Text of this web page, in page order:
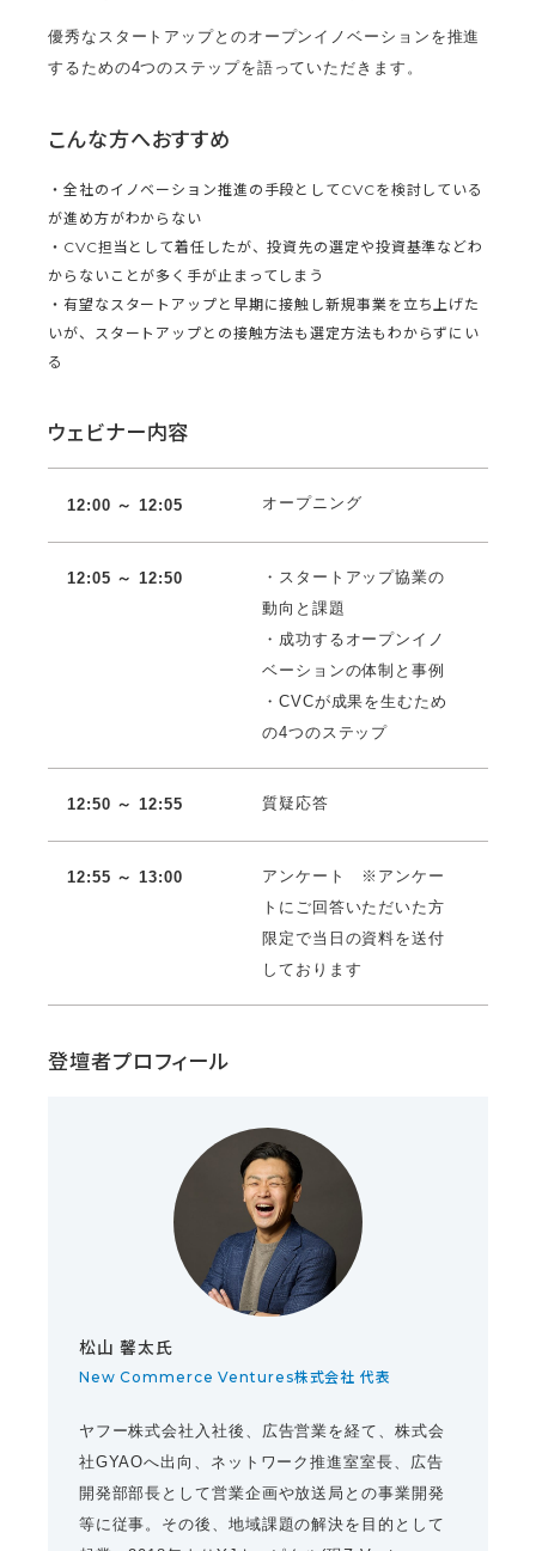
優秀なスタートアップとのオープンイノベーションを推進
するための4つのステップを語っていただきます。
こんな方へおすすめ
・全社のイノベーション推進の手段としてCVCを検討している
が進め方がわからない
・CVC担当として着任したが、投資先の選定や投資基準などわ
からないことが多く手が止まってしまう
・有望なスタートアップと早期に接触し新規事業を立ち上げた
いが、スタートアップとの接触方法も選定方法もわからずにい
る
ウェビナー内容
12:00 ～ 12:05 オープニング
12:05 ～ 12:50
・スタートアップ協業の
動向と課題
・成功するオープンイノ
ベーションの体制と事例
・CVCが成果を生むため
の4つのステップ
12:50 ～ 12:55 質疑応答
12:55 ～ 13:00
アンケート ※アンケー
トにご回答いただいた方
限定で当日の資料を送付
しております
登壇者プロフィール
松山 馨太氏
New Commerce Ventures株式会社 代表
ヤフー株式会社入社後、広告営業を経て、株式会
社GYAOへ出向、ネットワーク推進室室長、広告
開発部部長として営業企画や放送局との事業開発
等に従事。その後、地域課題の解決を目的として